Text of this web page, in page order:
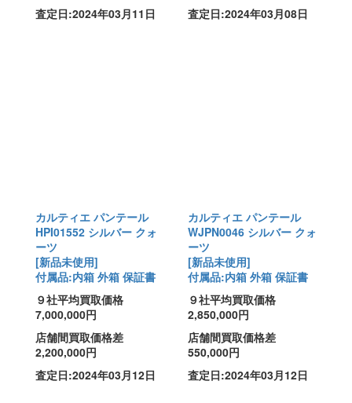
査定日:2024年03月11日
査定日:2024年03月08日
カルティエ パンテール
HPI01552 シルバー クォ
ーツ
[新品未使用]
付属品:内箱 外箱 保証書
９社平均買取価格
7,000,000円
店舗間買取価格差
2,200,000円
査定日:2024年03月12日
カルティエ パンテール
WJPN0046 シルバー クォ
ーツ
[新品未使用]
付属品:内箱 外箱 保証書
９社平均買取価格
2,850,000円
店舗間買取価格差
550,000円
査定日:2024年03月12日